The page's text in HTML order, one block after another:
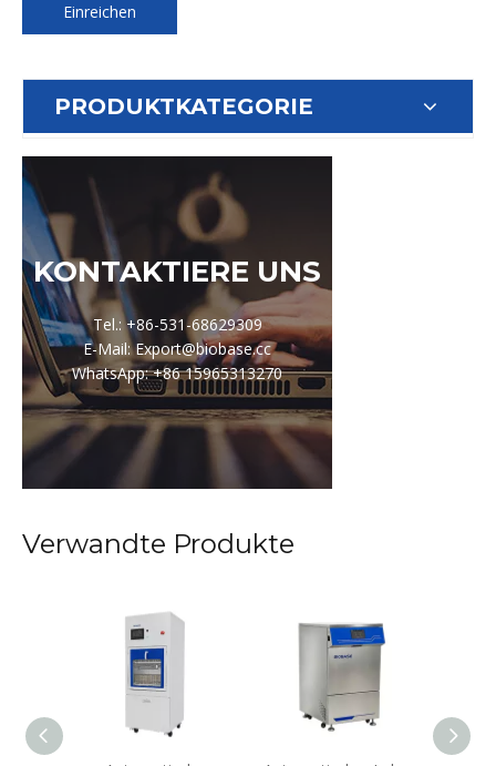
Einreichen
PRODUKTKATEGORIE
KONTAKTIERE UNS
Tel.: +86-531-68629309
E-Mail: Export@biobase.cc
WhatsApp: +86 15965313270
Verwandte Produkte